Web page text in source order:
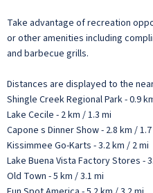
Take advantage of recreation
or other amenities including
and barbecue grills.
Distances are displayed to the
Shingle Creek Regional Park - 0.9
Lake Cecile - 2 km / 1.3 mi
Capone s Dinner Show - 2.8 km /
Kissimmee Go-Karts - 3.2 km / 2 mi
Lake Buena Vista Factory Stores -
Old Town - 5 km / 3.1 mi